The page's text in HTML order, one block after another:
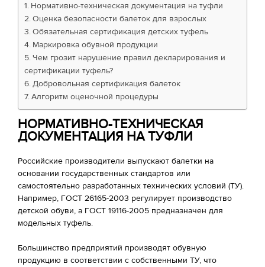
Нормативно-техническая документация на туфли
Оценка безопасности балеток для взрослых
Обязательная сертификация детских туфель
Маркировка обувной продукции
Чем грозит нарушение правил декларирования и
сертификации туфель?
Добровольная сертификация балеток
Алгоритм оценочной процедуры
НОРМАТИВНО-ТЕХНИЧЕСКАЯ
ДОКУМЕНТАЦИЯ НА ТУФЛИ
Российские производители выпускают балетки на
основании государственных стандартов или
самостоятельно разработанных технических условий (ТУ).
Например, ГОСТ 26165-2003 регулирует производство
детской обуви, а ГОСТ 19116-2005 предназначен для
модельных туфель.
Большинство предприятий производят обувную
продукцию в соответствии с собственными ТУ, что